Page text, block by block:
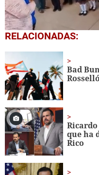
0
seconds
minute,
56
seconds
RELACIONADAS:
Bad
que ha
Rico